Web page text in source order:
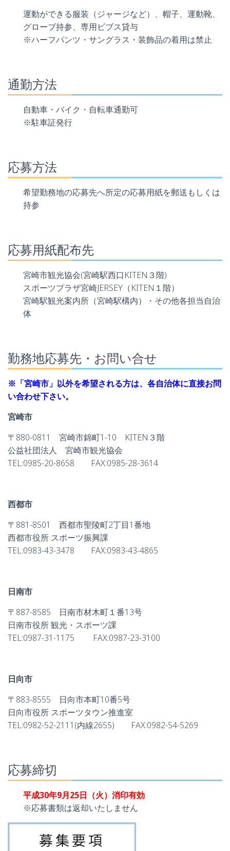
運動ができる服装（ジャージなど）、帽子、運動靴、
グローブ持参、専用ビブス貸与
※ハーフパンツ・サングラス・装飾品の着用は禁止
通勤方法
自動車・バイク・自転車通勤可
※駐車証発行
応募方法
希望勤務地の応募先へ所定の応募用紙を郵送もしくは
持参
応募用紙配布先
宮崎市観光協会(宮崎駅西口KITEN３階)
スポーツプラザ宮崎JERSEY（KITEN１階）
宮崎駅観光案内所（宮崎駅構内）・その他各担当自治
体
勤務地応募先・お問い合せ
※「宮崎市」以外を希望される方は、各自治体に直接お問
い合わせ下さい。
宮崎市
〒880-0811 宮崎市錦町1-10 KITEN３階
公益社団法人 宮崎市観光協会
TEL:0985-20-8658 FAX:0985-28-3614
西都市
〒881-8501 西都市聖陵町2丁目1番地
西都市役所 スポーツ振興課
TEL:0983-43-3478 FAX:0983-43-4865
日南市
〒887-8585 日南市材木町１番13号
日南市役所 観光・スポーツ課
TEL:0987-31-1175 FAX:0987-23-3100
日向市
〒883-8555 日向市本町10番5号
日向市役所 スポーツタウン推進室
TEL:0982-52-2111(内線2655) FAX:0982-54-5269
応募締切
平成30年9月25日（火）消印有効
※応募書類は返却いたしません